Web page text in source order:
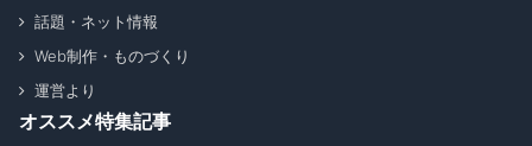
話題・ネット情報
Web制作・ものづくり
運営より
オススメ特集記事